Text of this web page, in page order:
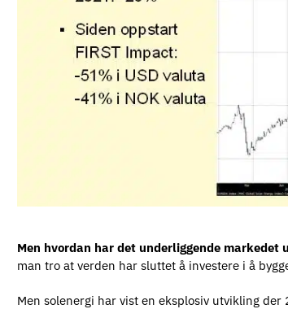
Men hvordan har det underliggende markedet
man tro at verden har sluttet å investere i å
Men solenergi har vist en eksplosiv utvikling